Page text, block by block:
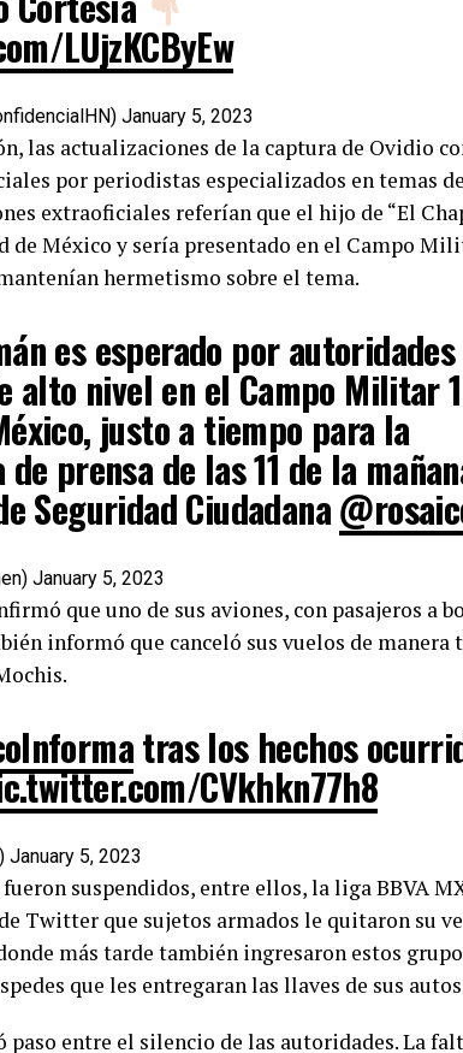
LUjzKCByEw
January 5, 2023
las actualizaciones de la captura de Ovidio
por periodistas especializados en temas
extraoficiales referían que el hijo de “El
de México y sería presentado en el Campo
hermetismo sobre el tema.
es esperado por autoridades
alto nivel en el Campo Militar
justo a tiempo para la
prensa de las 11 de la
Seguridad Ciudadana
January 5, 2023
que uno de sus aviones, con pasajeros a
informó que canceló sus vuelos de manera
tras los hechos
CVkhkn77h8
January 5, 2023
suspendidos, entre ellos, la liga BBVA
Twitter que sujetos armados le quitaron su
más tarde también ingresaron estos
que les entregaran las llaves de sus
paso entre el silencio de las autoridades. La